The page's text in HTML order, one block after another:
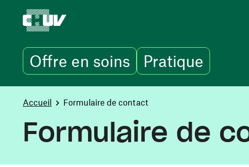
Offre en soins Pratique
You are here:
Accueil Formulaire de contact
Formulaire de